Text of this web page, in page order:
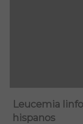
Leucemia
hispanos